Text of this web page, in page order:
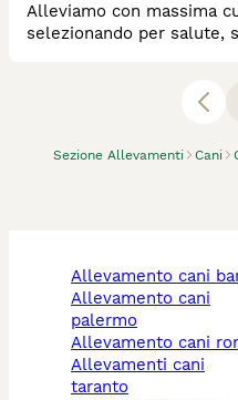
Sezione Allevamenti Cani
Alleviamo con massima
selezionando per salute,
allevamento cani
allevamento cani
palermo
allevamento cani
allevamenti cani
taranto